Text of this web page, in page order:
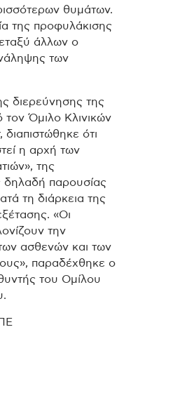
θυμάτων.
της προφυλάκισης
άλλων ο
των
διερεύνησης της
Όμιλο Κλινικών
ότι
η αρχή των
της
δηλαδή παρουσίας
τη διάρκεια της
«Οι
την
ασθενών και των
παραδέχθηκε ο
του Ομίλου